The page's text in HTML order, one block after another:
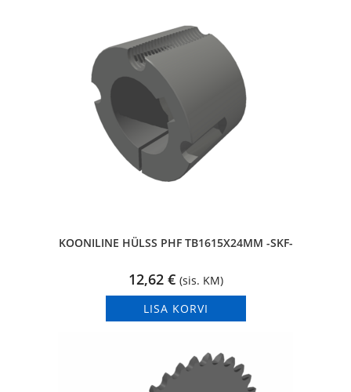
KOONILINE HÜLSS PHF TB1615X24MM -SKF-
12,62 € (sis. KM)
LISA KORVI